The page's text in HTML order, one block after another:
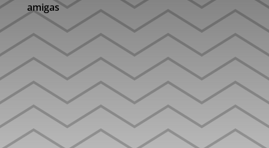
amigas